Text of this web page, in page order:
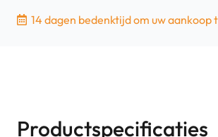
14 dagen bedenktijd om uw aankoop
Productspecificaties